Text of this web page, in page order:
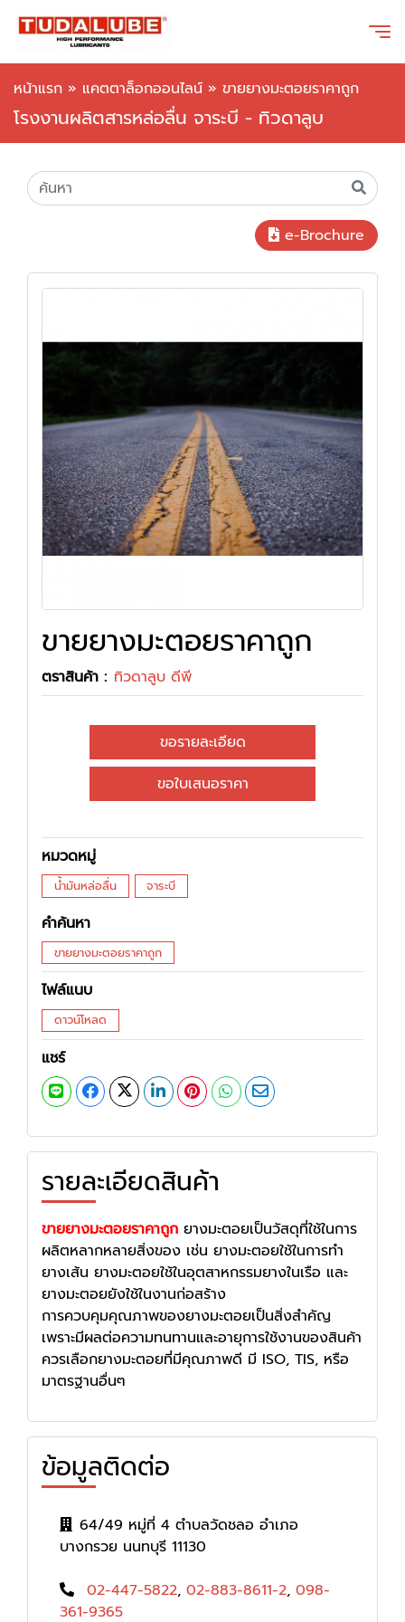
หน้าแรก » แคตตาล็อกออนไลน์ » ขายยางมะตอยราคาถูก
โรงงานผลิตสารหล่อลื่น จาระบี - ทิวดาลูบ
e-Brochure
ขายยางมะตอยราคาถูก
ตราสินค้า : ทิวดาลูบ ดีพี
ขอรายละเอียด
ขอใบเสนอราคา
หมวดหมู่
น้ำมันหล่อลื่น จาระบี
คำค้นหา
ขายยางมะตอยราคาถูก
ไฟล์แนบ
ดาวน์โหลด
แชร์
รายละเอียดสินค้า
ขายยางมะตอยราคาถูก ยางมะตอยเป็นวัสดุที่ใช้ในการ
ผลิตหลากหลายสิ่งของ เช่น ยางมะตอยใช้ในการทำ
ยางเส้น ยางมะตอยใช้ในอุตสาหกรรมยางในเรือ และ
ยางมะตอยยังใช้ในงานก่อสร้าง
การควบคุมคุณภาพของยางมะตอยเป็นสิ่งสำคัญ
เพราะมีผลต่อความทนทานและอายุการใช้งานของสินค้า
ควรเลือกยางมะตอยที่มีคุณภาพดี มี ISO, TIS, หรือ
มาตรฐานอื่นๆ
ข้อมูลติดต่อ
64/49 หมู่ที่ 4 ตำบลวัดชลอ อำเภอ
บางกรวย นนทบุรี 11130
02-447-5822, 02-883-8611-2, 098-
361-9365